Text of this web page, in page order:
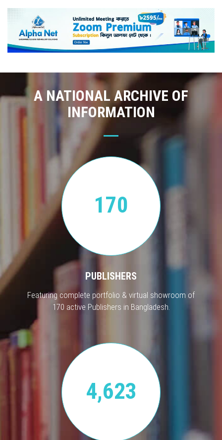
A NATIONAL ARCHIVE OF
INFORMATION
170
PUBLISHERS
Featuring complete portfolio & virtual showroom of
170 active Publishers in Bangladesh.
4,623